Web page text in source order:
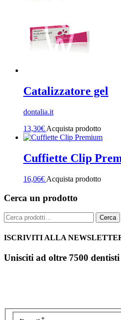
Catalizzatore gel
dontalia.it
13,30€ Acquista prodotto
Cuffiette Clip
16,06€ Acquista prodotto
Cerca un prodotto
Cerca: Cerca
ISCRIVITI ALLA
Unisciti ad oltre 7500